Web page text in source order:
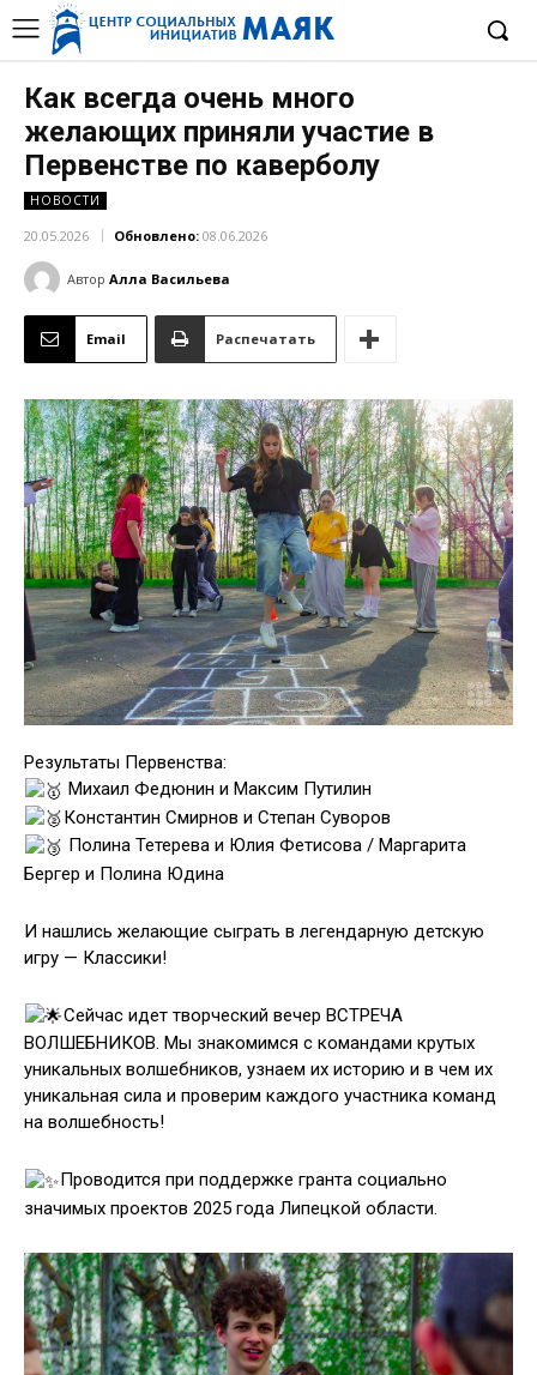
Как всегда очень много
желающих приняли участие в
Первенстве по каверболу
НОВОСТИ
20.05.2026 Обновлено: 08.06.2026
Автор Алла Васильева
Email Распечатать
Результаты Первенства:
Михаил Федюнин и Максим Путилин
Константин Смирнов и Степан Суворов
Полина Тетерева и Юлия Фетисова / Маргарита
Бергер и Полина Юдина
И нашлись желающие сыграть в легендарную детскую
игру — Классики!
Сейчас идет творческий вечер ВСТРЕЧА
ВОЛШЕБНИКОВ. Мы знакомимся с командами крутых
уникальных волшебников, узнаем их историю и в чем их
уникальная сила и проверим каждого участника команд
на волшебность!
Проводится при поддержке гранта социально
значимых проектов 2025 года Липецкой области.